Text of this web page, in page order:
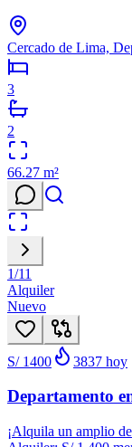
Cercado de Lima,
3
2
66.27 m²
1/11
Alquiler
Nuevo
S/ 1400 3837 hoy
Departamento
¡Alquila un amplio